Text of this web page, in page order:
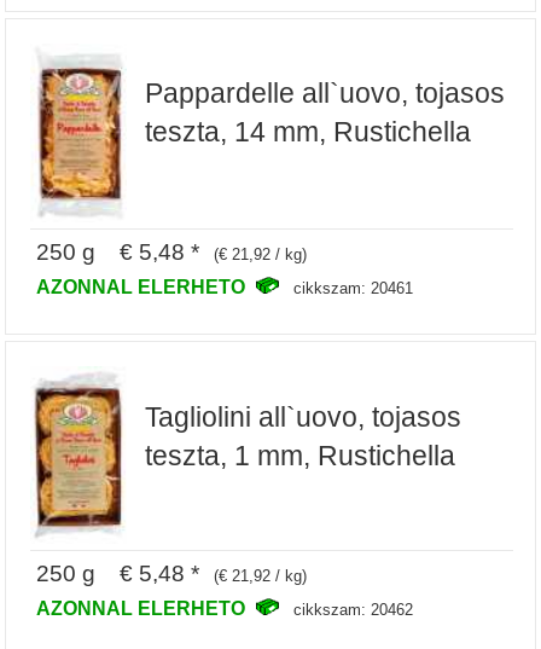
Pappardelle all`uovo, tojasos
teszta, 14 mm, Rustichella
250 g € 5,48 * (€ 21,92 / kg)
AZONNAL ELERHETO cikkszam: 20461
Tagliolini all`uovo, tojasos
teszta, 1 mm, Rustichella
250 g € 5,48 * (€ 21,92 / kg)
AZONNAL ELERHETO cikkszam: 20462